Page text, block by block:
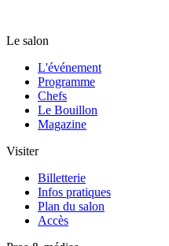
Le salon
L'événement
Programme
Chefs
Le Bouillon
Magazine
Visiter
Billetterie
Infos pratiques
Plan du salon
Accès